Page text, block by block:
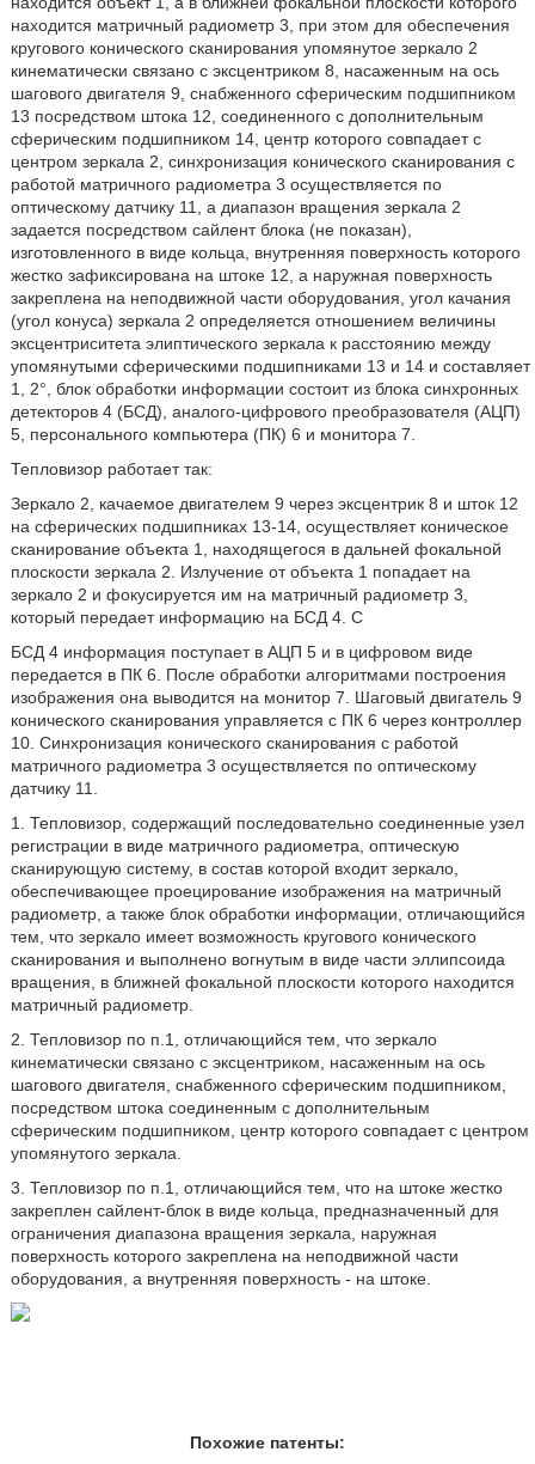
находится матричный радиометр 3, при этом для обеспечения
кругового конического сканирования упомянутое зеркало 2
кинематически связано с эксцентриком 8, насаженным на ось
шагового двигателя 9, снабженного сферическим подшипником
13 посредством штока 12, соединенного с дополнительным
сферическим подшипником 14, центр которого совпадает с
центром зеркала 2, синхронизация конического сканирования с
работой матричного радиометра 3 осуществляется по
оптическому датчику 11, а диапазон вращения зеркала 2
задается посредством сайлент блока (не показан),
изготовленного в виде кольца, внутренняя поверхность которого
жестко зафиксирована на штоке 12, а наружная поверхность
закреплена на неподвижной части оборудования, угол качания
(угол конуса) зеркала 2 определяется отношением величины
эксцентриситета элиптического зеркала к расстоянию между
упомянутыми сферическими подшипниками 13 и 14 и составляет
1, 2°, блок обработки информации состоит из блока синхронных
детекторов 4 (БСД), аналого-цифрового преобразователя (АЦП)
5, персонального компьютера (ПК) 6 и монитора 7.
Тепловизор работает так:
Зеркало 2, качаемое двигателем 9 через эксцентрик 8 и шток 12
на сферических подшипниках 13-14, осуществляет коническое
сканирование объекта 1, находящегося в дальней фокальной
плоскости зеркала 2. Излучение от объекта 1 попадает на
зеркало 2 и фокусируется им на матричный радиометр 3,
который передает информацию на БСД 4. С
БСД 4 информация поступает в АЦП 5 и в цифровом виде
передается в ПК 6. После обработки алгоритмами построения
изображения она выводится на монитор 7. Шаговый двигатель 9
конического сканирования управляется с ПК 6 через контроллер
10. Синхронизация конического сканирования с работой
матричного радиометра 3 осуществляется по оптическому
датчику 11.
1. Тепловизор, содержащий последовательно соединенные узел
регистрации в виде матричного радиометра, оптическую
сканирующую систему, в состав которой входит зеркало,
обеспечивающее проецирование изображения на матричный
радиометр, а также блок обработки информации, отличающийся
тем, что зеркало имеет возможность кругового конического
сканирования и выполнено вогнутым в виде части эллипсоида
вращения, в ближней фокальной плоскости которого находится
матричный радиометр.
2. Тепловизор по п.1, отличающийся тем, что зеркало
кинематически связано с эксцентриком, насаженным на ось
шагового двигателя, снабженного сферическим подшипником,
посредством штока соединенным с дополнительным
сферическим подшипником, центр которого совпадает с центром
упомянутого зеркала.
3. Тепловизор по п.1, отличающийся тем, что на штоке жестко
закреплен сайлент-блок в виде кольца, предназначенный для
ограничения диапазона вращения зеркала, наружная
поверхность которого закреплена на неподвижной части
оборудования, а внутренняя поверхность - на штоке.
Похожие патенты: